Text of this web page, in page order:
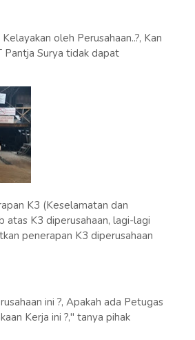
oleh Perusahaan..?, Kan
Pantja Surya tidak dapat
K3 (Keselamatan dan
K3 diperusahaan, lagi-lagi
penerapan K3 diperusahaan
ini ?, Apakah ada Petugas
Kerja ini ?," tanya pihak